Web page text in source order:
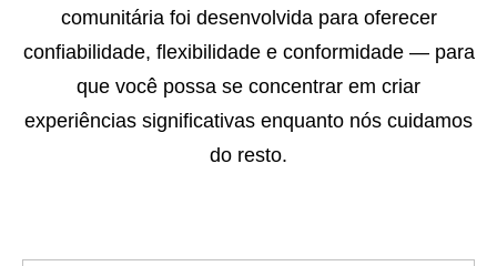
comunitária foi desenvolvida para oferecer
confiabilidade, flexibilidade e conformidade — para
que você possa se concentrar em criar
experiências significativas enquanto nós cuidamos
do resto.